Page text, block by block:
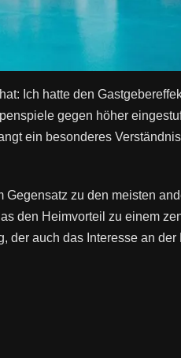
Ich hatte den
gegen höher
ein besonderes
zu den meisten
den Heimvorteil zu einem
auch das Interesse an der